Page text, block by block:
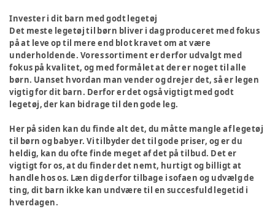
Invester i dit barn med godt legetøj
Det meste legetøj til børn bliver i dag produceret med fokus
på at leve op til mere end blot kravet om at være
underholdende. Vores sortiment er derfor udvalgt med
fokus på kvalitet, og med formålet at der er noget til alle
børn. Uanset hvordan man vender og drejer det, så er legen
vigtig for dit barn. Derfor er det også vigtigt med godt
legetøj, der kan bidrage til den gode leg.
Her på siden kan du finde alt det, du måtte mangle af legetøj
til børn og babyer. Vi tilbyder det til gode priser, og er du
heldig, kan du ofte finde meget af det på tilbud. Det er
vigtigt for os, at du finder det nemt, hurtigt og billigt at
handle hos os. Læn dig derfor tilbage i sofaen og udvælg de
ting, dit barn ikke kan undvære til en succesfuld legetid i
hverdagen.